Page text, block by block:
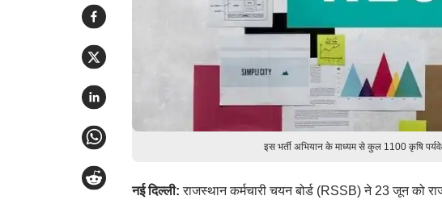
इस भर्ती अभियान के माध्यम से कुल 1100 कृषि
नई दिल्ली:राजस्थान कर्मचारी चयन बोर्ड (RSSB) ने 23 जून को